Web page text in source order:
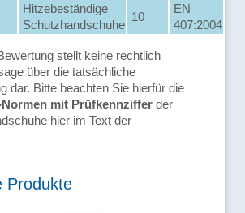
Hitzebeständige
Schutzhandschuhe
10
EN
407:2004
stellt keine rechtlich
über die tatsächliche
dar. Bitte beachten Sie hierfür die
Normen mit Prüfkennziffer der
hier im Text der
Produkte